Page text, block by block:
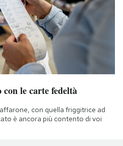
le carte fedeltà
con quella friggitrice ad
è ancora più contento di voi